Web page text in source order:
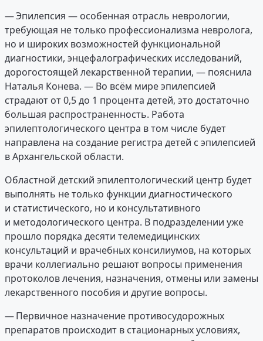
— Эпилепсия — особенная отрасль неврологии,
требующая не только профессионализма невролога,
но и широких возможностей функциональной
диагностики, энцефалографических исследований,
дорогостоящей лекарственной терапии, — пояснила
Наталья Конева. — Во всём мире эпилепсией
страдают от 0,5 до 1 процента детей, это достаточно
большая распространенность. Работа
эпилептологического центра в том числе будет
направлена на создание регистра детей с эпилепсией
в Архангельской области.
Областной детский эпилептологический центр будет
выполнять не только функции диагностического
и статистического, но и консультативного
и методологического центра. В подразделении уже
прошло порядка десяти телемедицинских
консультаций и врачебных консилиумов, на которых
врачи коллегиально решают вопросы применения
протоколов лечения, назначения, отмены или замены
лекарственного пособия и другие вопросы.
— Первичное назначение противосудорожных
препаратов происходит в стационарных условиях,